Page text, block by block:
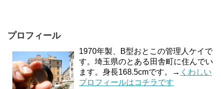
プロフィール
1970年製、B型おとこの管理人ケイで
す。埼玉県のとある田舎町に住んでい
ます。身長168.5cmです。→ くわしい
プロフィールはコチラです